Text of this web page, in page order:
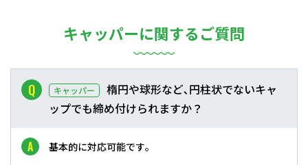
キャッパーに関するご質問
キャッパー
楕円や球形など､円柱状でないキャ
ップでも締め付けられますか？
基本的に対応可能です｡